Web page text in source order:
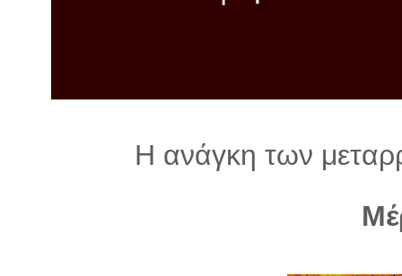
Η ανάγκη των